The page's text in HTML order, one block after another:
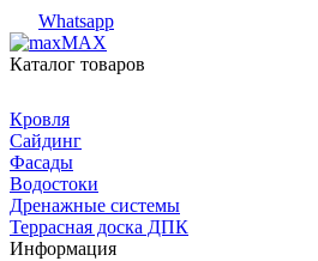
Whatsapp
MAX
Каталог товаров
Кровля
Сайдинг
Фасады
Водостоки
Дренажные системы
Террасная доска ДПК
Информация